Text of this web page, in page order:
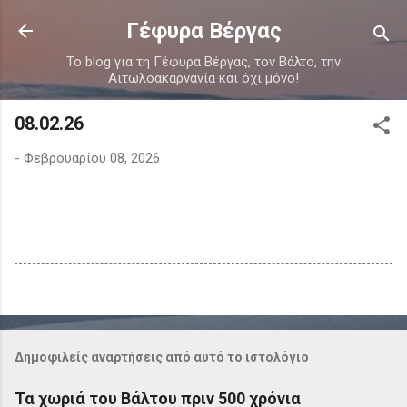
Μετάβαση στο κύριο περιεχόμενο
Γέφυρα Βέργας
Το blog για τη Γέφυρα Βέργας, τον Βάλτο, την
Αιτωλοακαρνανία και όχι μόνο!
08.02.26
- Φεβρουαρίου 08, 2026
Δημοφιλείς αναρτήσεις από αυτό το ιστολόγιο
Τα χωριά του Βάλτου πριν 500 χρόνια